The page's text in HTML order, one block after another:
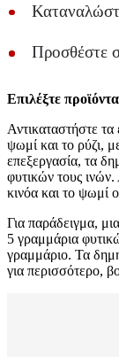
Προσθέστε
Επιλέξτε
Αντικαταστήστε
ψωμί και το ρύζι,
επεξεργασία, τα
φυτικών τους ινών.
κινόα και το ψωμί
Για παράδειγμα,
5 γραμμάρια
γραμμάριο. Τα
για περισσότερο,